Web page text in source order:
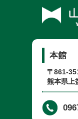
本館
〒861-
熊本県上